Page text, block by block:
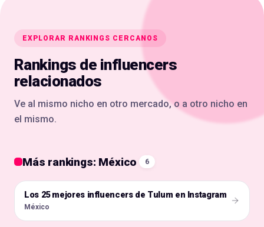
EXPLORAR RANKINGS CERCANOS
Rankings de influencers
relacionados
Ve al mismo nicho en otro mercado, o a otro nicho en
el mismo.
Más rankings: México 6
🇲🇽
Los 25 mejores influencers de Tulum en Instagram
México